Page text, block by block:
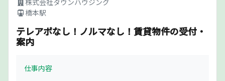
株式会社タウンハウジング
橋本駅
テレアポなし！ノルマなし！賃貸物件の受付・
案内
仕事内容